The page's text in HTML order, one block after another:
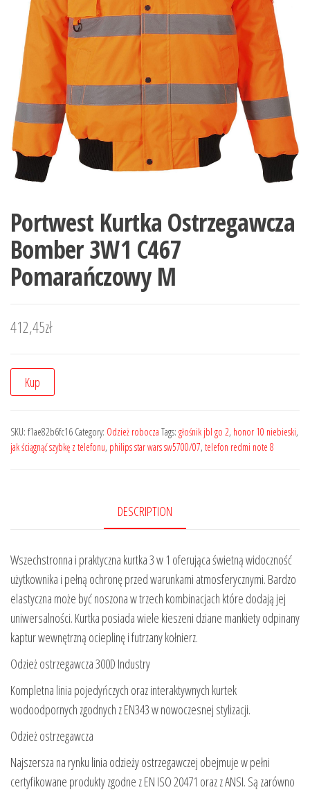
Portwest Kurtka Ostrzegawcza
Bomber 3W1 C467
Pomarańczowy M
412,45zł
Kup
SKU: f1ae82b6fc16 Category: Odzież robocza Tags: głośnik jbl go 2, honor 10 niebieski,
jak ściągnąć szybkę z telefonu, philips star wars sw5700/07, telefon redmi note 8
DESCRIPTION
Wszechstronna i praktyczna kurtka 3 w 1 oferująca świetną widoczność
użytkownika i pełną ochronę przed warunkami atmosferycznymi. Bardzo
elastyczna może być noszona w trzech kombinacjach które dodają jej
uniwersalności. Kurtka posiada wiele kieszeni dziane mankiety odpinany
kaptur wewnętrzną ocieplinę i futrzany kołnierz.
Odzież ostrzegawcza 300D Industry
Kompletna linia pojedyńczych oraz interaktywnych kurtek
wodoodpornych zgodnych z EN343 w nowoczesnej stylizacji.
Odzież ostrzegawcza
Najszersza na rynku linia odzieży ostrzegawczej obejmuje w pełni
certyfikowane produkty zgodne z EN ISO 20471 oraz z ANSI. Są zarówno